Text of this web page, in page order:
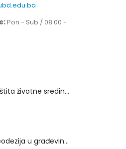
Pon - Sub / 08:00 -
Zaštita životne sredine rekultivacijom odlagališta
Geodezija u građevinarstvu